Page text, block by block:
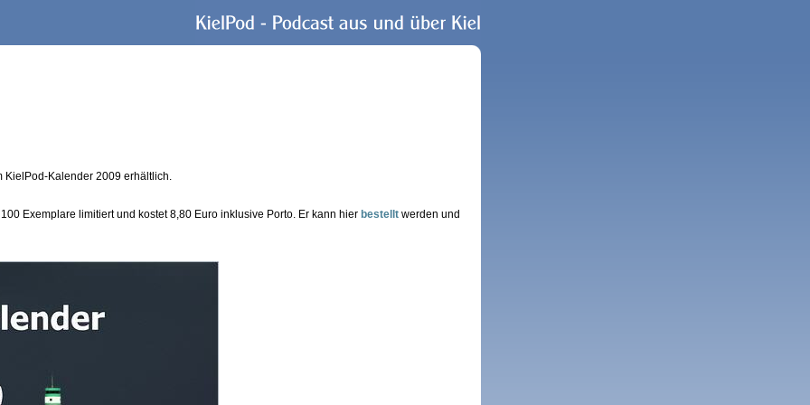
KielPod-Kalender 2009 erhältlich.
Exemplare limitiert und kostet 8,80 Euro inklusive Porto. Er kann hier bestellt werden und